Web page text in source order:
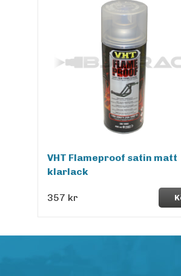
VHT Flameproof satin matt
klarlack
357 kr